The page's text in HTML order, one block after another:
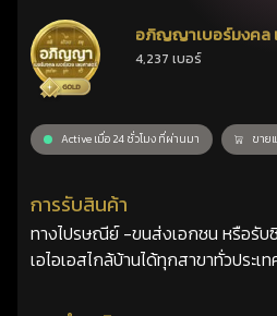
อภิญญาเบอร์มงคล
เลขศาสตร์
4,237 เบอร์
Active เมื่อ 24 ชั่วโมง ที่ผ่านมา ขาย
การรับสินค้า
ทางไปรษณีย์ -ขนส่งเอกชน หรือรับ
เอไอเอสไกล้บ้านได้ทุกสาขาทั่วประเ